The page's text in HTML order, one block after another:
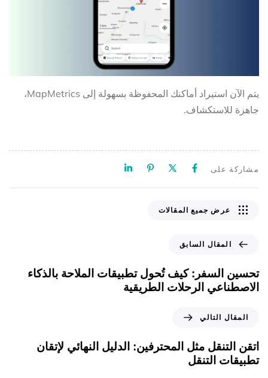
يتم الآن استيراد أماكنك المحفوظة بسهولة إلى MapMetrics،
جاهزة للاستكشاف.
مشاركة على
المقال السابق
تحسين السفر: كيف تُحول تطبيقات الملاحة بالذكاء
الاصطناعي الرحلات الطريقية
عرض جميع المقالات
المقال التالي
اتقن التنقل مثل المحترفين: الدليل النهائي لإتقان
تطبيقات التنقل